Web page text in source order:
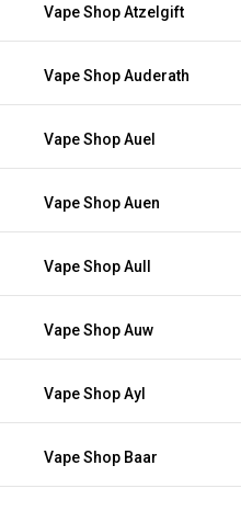
Vape Shop Atzelgift
Vape Shop Auderath
Vape Shop Auel
Vape Shop Auen
Vape Shop Aull
Vape Shop Auw
Vape Shop Ayl
Vape Shop Baar